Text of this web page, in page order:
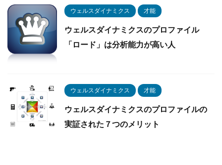
ウェルスダイナミクス 才能
ウェルスダイナミクスのプロファイル
「ロード」は分析能力が高い人
ウェルスダイナミクス 才能
ウェルスダイナミクスのプロファイルの
実証された７つのメリット